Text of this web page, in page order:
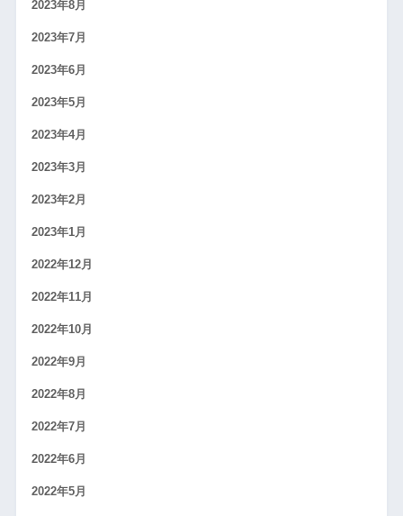
2023年8月
2023年7月
2023年6月
2023年5月
2023年4月
2023年3月
2023年2月
2023年1月
2022年12月
2022年11月
2022年10月
2022年9月
2022年8月
2022年7月
2022年6月
2022年5月